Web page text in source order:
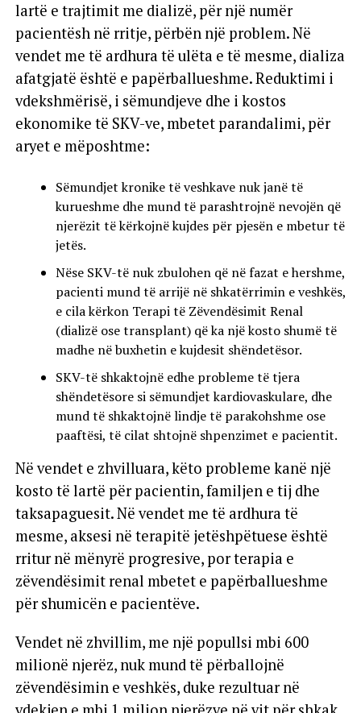
lartë e trajtimit me dializë, për një numër
pacientësh në rritje, përbën një problem. Në
vendet me të ardhura të ulëta e të mesme, dializa
afatgjatë është e papërballueshme. Reduktimi i
vdekshmërisë, i sëmundjeve dhe i kostos
ekonomike të SKV-ve, mbetet parandalimi, për
aryet e mëposhtme:
Sëmundjet kronike të veshkave nuk janë të
kurueshme dhe mund të parashtrojnë nevojën që
njerëzit të kërkojnë kujdes për pjesën e mbetur të
jetës.
Nëse SKV-të nuk zbulohen që në fazat e hershme,
pacienti mund të arrijë në shkatërrimin e veshkës,
e cila kërkon Terapi të Zëvendësimit Renal
(dializë ose transplant) që ka një kosto shumë të
madhe në buxhetin e kujdesit shëndetësor.
SKV-të shkaktojnë edhe probleme të tjera
shëndetësore si sëmundjet kardiovaskulare, dhe
mund të shkaktojnë lindje të parakohshme ose
paaftësi, të cilat shtojnë shpenzimet e pacientit.
Në vendet e zhvilluara, këto probleme kanë një
kosto të lartë për pacientin, familjen e tij dhe
taksapaguesit. Në vendet me të ardhura të
mesme, aksesi në terapitë jetëshpëtuese është
rritur në mënyrë progresive, por terapia e
zëvendësimit renal mbetet e papërballueshme
për shumicën e pacientëve.
Vendet në zhvillim, me një popullsi mbi 600
milionë njerëz, nuk mund të përballojnë
zëvendësimin e veshkës, duke rezultuar në